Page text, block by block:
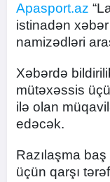
Apasport.az
istinadən xəbər
namizədləri
Xəbərdə
mütəxəssis
ilə olan
edəcək.
Razılaşma
üçün qarşı